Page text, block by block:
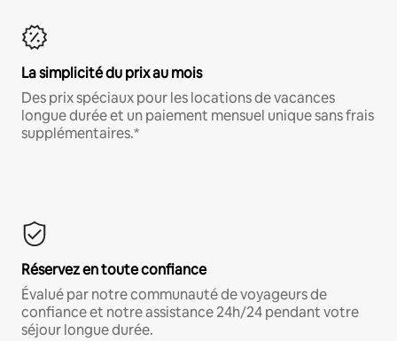
La simplicité du prix au mois
Des prix spéciaux pour les locations de vacances
longue durée et un paiement mensuel unique sans frais
supplémentaires.*
Réservez en toute confiance
Évalué par notre communauté de voyageurs de
confiance et notre assistance 24h/24 pendant votre
séjour longue durée.